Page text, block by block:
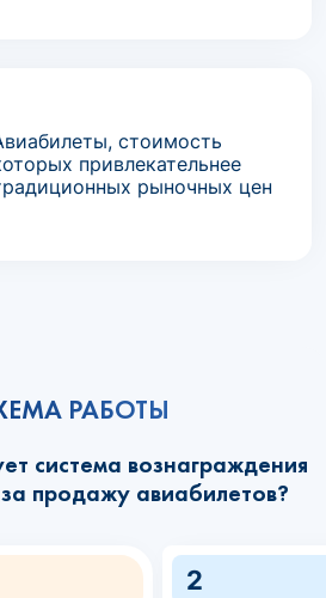
стоимость
привлекательнее
рыночных цен
РАБОТЫ
система вознаграждения
продажу авиабилетов?
2